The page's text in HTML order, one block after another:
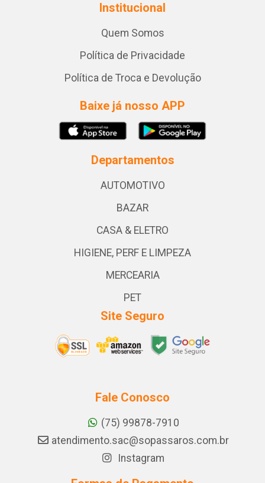
Institucional
Quem Somos
Política de Privacidade
Política de Troca e Devolução
Baixe já nosso APP
Departamentos
AUTOMOTIVO
BAZAR
CASA & ELETRO
HIGIENE, PERF E LIMPEZA
MERCEARIA
PET
Site Seguro
Fale Conosco
(75) 99878-7910
atendimento.sac@sopassaros.com.br
Instagram